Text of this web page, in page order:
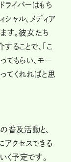
ライバーはもち
シャル、メディア
す。彼女たち
ることで、「こ
てもらい、モー
てくれればと思
普及活動と、
アクセスできる
く予定です。